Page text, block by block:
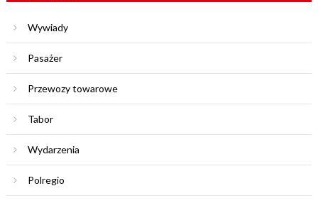
Wywiady
Pasażer
Przewozy towarowe
Tabor
Wydarzenia
Polregio